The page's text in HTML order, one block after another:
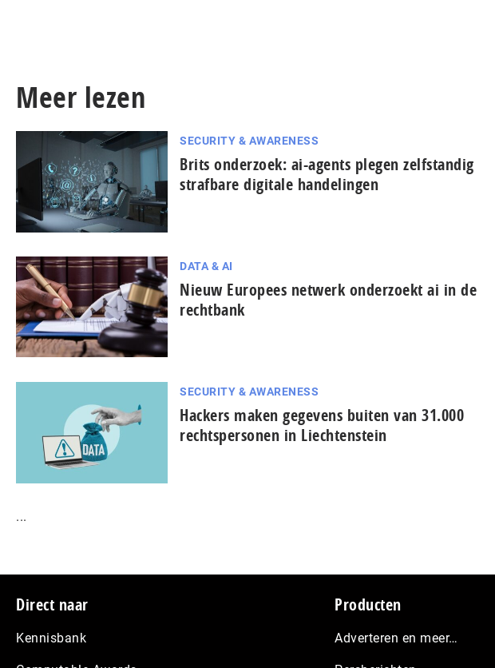
Meer lezen
SECURITY & AWARENESS
Brits onderzoek: ai-agents plegen zelfstandig
strafbare digitale handelingen
DATA & AI
Nieuw Europees netwerk onderzoekt ai in de
rechtbank
SECURITY & AWARENESS
Hackers maken gegevens buiten van 31.000
rechtspersonen in Liechtenstein
...
Footer
Direct naar
Kennisbank
Producten
Adverteren en meer…